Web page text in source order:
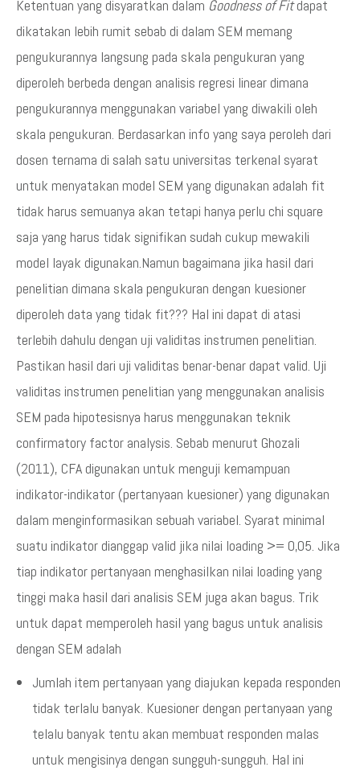
Ketentuan yang disyaratkan dalam Goodness of Fitdapat
dikatakan lebih rumit sebab di dalam SEM memang
pengukurannya langsung pada skala pengukuran yang
diperoleh berbeda dengan analisis regresi linear dimana
pengukurannya menggunakan variabel yang diwakili oleh
skala pengukuran. Berdasarkan info yang saya peroleh dari
dosen ternama di salah satu universitas terkenal syarat
untuk menyatakan model SEM yang digunakan adalah fit
tidak harus semuanya akan tetapi hanya perlu chi square
saja yang harus tidak signifikan sudah cukup mewakili
model layak digunakan.Namun bagaimana jika hasil dari
penelitian dimana skala pengukuran dengan kuesioner
diperoleh data yang tidak fit??? Hal ini dapat di atasi
terlebih dahulu dengan uji validitas instrumen penelitian.
Pastikan hasil dari uji validitas benar-benar dapat valid. Uji
validitas instrumen penelitian yang menggunakan analisis
SEM pada hipotesisnya harus menggunakan teknik
confirmatory factor analysis. Sebab menurut Ghozali
(2011), CFA digunakan untuk menguji kemampuan
indikator-indikator (pertanyaan kuesioner) yang digunakan
dalam menginformasikan sebuah variabel. Syarat minimal
suatu indikator dianggap valid jika nilai loading >= 0,05. Jika
tiap indikator pertanyaan menghasilkan nilai loading yang
tinggi maka hasil dari analisis SEM juga akan bagus. Trik
untuk dapat memperoleh hasil yang bagus untuk analisis
dengan SEM adalah
Jumlah item pertanyaan yang diajukan kepada responden
tidak terlalu banyak. Kuesioner dengan pertanyaan yang
telalu banyak tentu akan membuat responden malas
untuk mengisinya dengan sungguh-sungguh. Hal ini